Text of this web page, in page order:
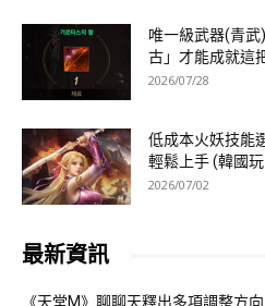
唯一級武器(青
古」才能成就這
2026/07/28
低成本火妖技能
輕鬆上手 (韓國
2026/07/02
最新資訊
《天堂M》聊聊天釋出多項調整方